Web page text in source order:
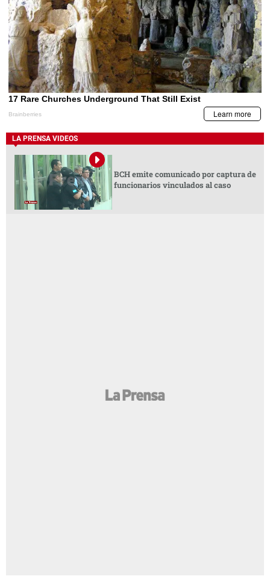
LA PRENSA VIDEOS
BCH emite comunicado por captura de
funcionarios vinculados al caso